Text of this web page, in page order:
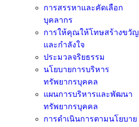
การสรรหาและคัดเลือก
บุคลากร
การให้คุณให้โทษสร้างขวัญ
และกำลังใจ
ประมวลจริยธรรม
นโยบายการบริหาร
ทรัพยากรบุคคล
แผนการบริหารและพัฒนา
ทรัพยากรบุคคล
การดำเนินการตามนโยบาย